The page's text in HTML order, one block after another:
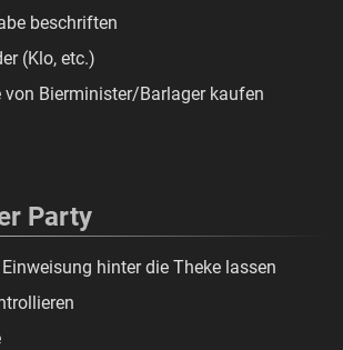
beschriften
(Klo, etc.)
von Bierminister/Barlager kaufen
Party
hinter die Theke lassen